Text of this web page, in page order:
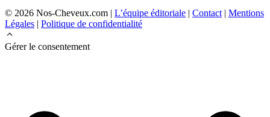
© 2026 Nos-Cheveux.com | L’équipe éditoriale Contact| Mentions
Légales
Politique de confidentialité
Gérer le consentement